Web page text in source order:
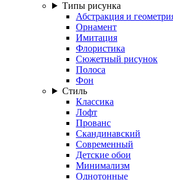
Типы рисунка
Абстракция и
Орнамент
Имитация
Флористика
Сюжетный рисунок
Полоса
Фон
Стиль
Классика
Лофт
Прованс
Скандинавский
Современный
Детские обои
Минимализм
Однотонные